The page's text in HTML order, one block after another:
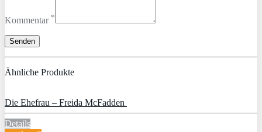
Kommentar *
Ähnliche Produkte
Die Ehefrau – Freida McFadden
Details